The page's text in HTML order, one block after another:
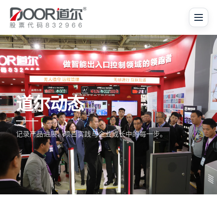
道尔动态
记录产品进展、项目实践与企业成长中的每一步。